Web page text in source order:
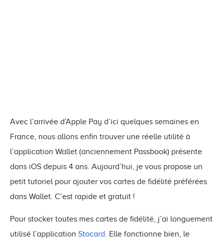
Avec l’arrivée d’Apple Pay d’ici quelques semaines en
France, nous allons enfin trouver une réelle utilité à
l’application Wallet (anciennement Passbook) présente
dans iOS depuis 4 ans. Aujourd’hui, je vous propose un
petit tutoriel pour ajouter vos cartes de fidélité préférées
dans Wallet. C’est rapide et gratuit !
Pour stocker toutes mes cartes de fidélité, j’ai longuement
utilisé l’application Stocard . Elle fonctionne bien, le